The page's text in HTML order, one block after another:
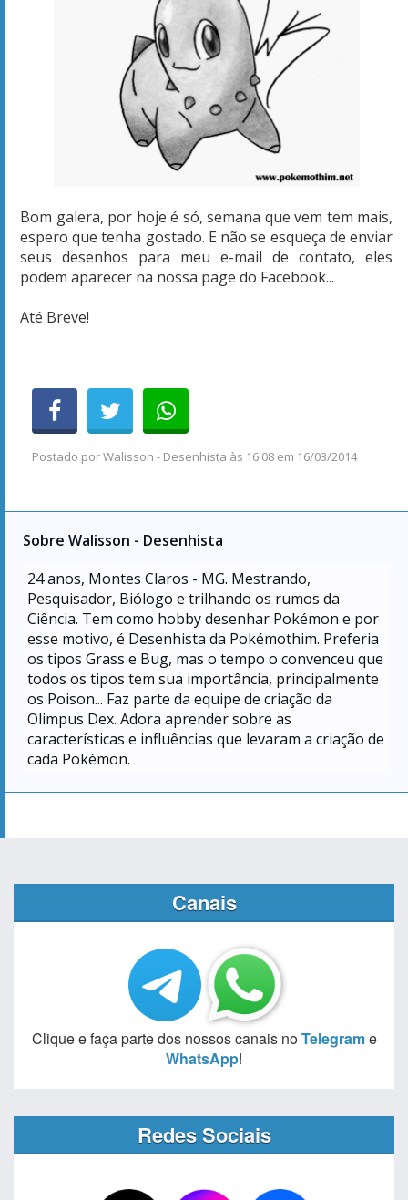
Bom galera, por hoje é só, semana que vem tem mais,
espero que tenha gostado. E não se esqueça de enviar
seus desenhos para meu e-mail de contato, eles
podem aparecer na nossa page do Facebook...
Até Breve!
Postado porWalisson - Desenhista às 16:08 em 16/03/2014
Sobre Walisson - Desenhista
24anos, Montes Claros - MG. Mestrando,
Pesquisador, Biólogo e trilhando os rumos da
Ciência. Tem como hobby desenhar Pokémon e por
esse motivo, é Desenhista da Pokémothim. Preferia
os tipos Grass e Bug, mas o tempo o convenceu que
todos os tipos tem sua importância, principalmente
os Poison... Faz parte da equipe de criação da
Olimpus Dex. Adora aprender sobre as
características e influências que levaram a criação de
cada Pokémon.
Canais
Clique e faça parte dos nossos canais noTelegrame
WhatsApp!
Redes Sociais